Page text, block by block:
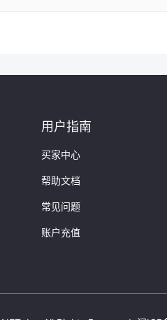
"1、站长工具——站长之家 这款是
p/
用户指南
买家中心
帮助文档
常见问题
账户充值